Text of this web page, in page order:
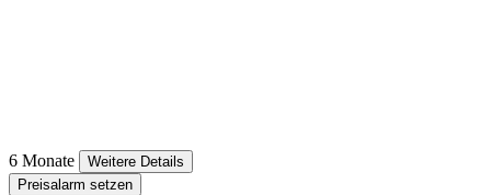
6 Monate
Weitere Details
Preisalarm setzen